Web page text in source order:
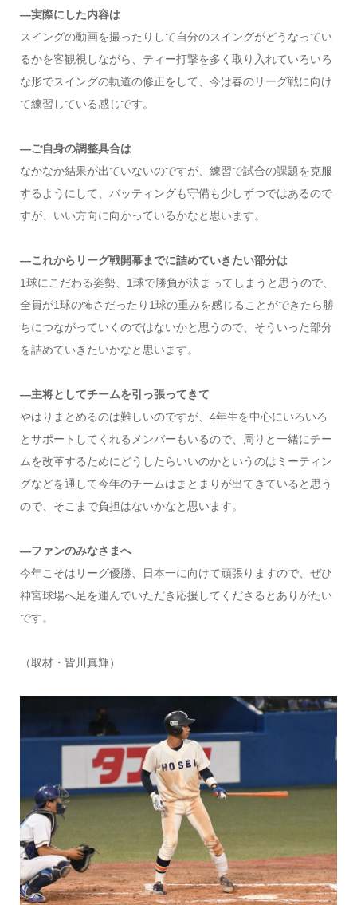
―実際にした内容は
スイングの動画を撮ったりして自分のスイングがどうなってい
るかを客観視しながら、ティー打撃を多く取り入れていろいろ
な形でスイングの軌道の修正をして、今は春のリーグ戦に向け
て練習している感じです。
―ご自身の調整具合は
なかなか結果が出ていないのですが、練習で試合の課題を克服
するようにして、バッティングも守備も少しずつではあるので
すが、いい方向に向かっているかなと思います。
―これからリーグ戦開幕までに詰めていきたい部分は
1球にこだわる姿勢、1球で勝負が決まってしまうと思うので、
全員が1球の怖さだったり1球の重みを感じることができたら勝
ちにつながっていくのではないかと思うので、そういった部分
を詰めていきたいかなと思います。
―主将としてチームを引っ張ってきて
やはりまとめるのは難しいのですが、4年生を中心にいろいろ
とサポートしてくれるメンバーもいるので、周りと一緒にチー
ムを改革するためにどうしたらいいのかというのはミーティン
グなどを通して今年のチームはまとまりが出てきていると思う
ので、そこまで負担はないかなと思います。
―ファンのみなさまへ
今年こそはリーグ優勝、日本一に向けて頑張りますので、ぜひ
神宮球場へ足を運んでいただき応援してくださるとありがたい
です。
（取材・皆川真輝）